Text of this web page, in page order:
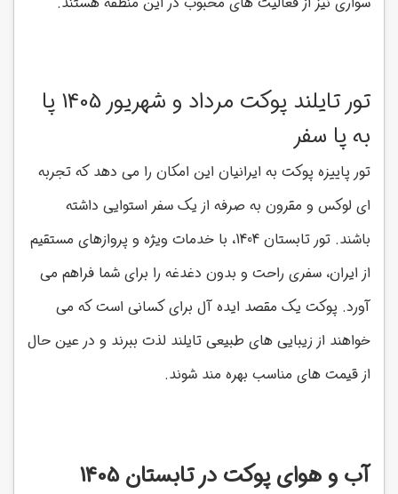
تور تایلند پوکت مرداد و شهریور 1405 پا
به پا سفر
تور پاییزه پوکت به ایرانیان این امکان را می دهد که تجربه
ای لوکس و مقرون به صرفه از یک سفر استوایی داشته
باشند. تور تابستان 1404، با خدمات ویژه و پروازهای مستقیم
از ایران، سفری راحت و بدون دغدغه را برای شما فراهم می
آورد. پوکت یک مقصد ایده آل برای کسانی است که می
خواهند از زیبایی های طبیعی تایلند لذت ببرند و در عین حال
از قیمت های مناسب بهره مند شوند.
آب و هوای پوکت در تابستان 1405